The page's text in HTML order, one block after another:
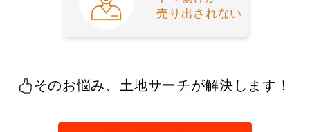
売り出されない
そのお悩み、土地サーチが解決します！